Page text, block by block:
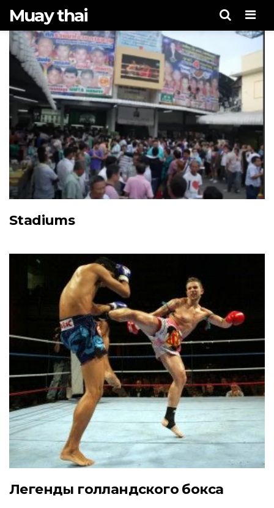
Muay thai
Stadiums
Легенды голландского бокса